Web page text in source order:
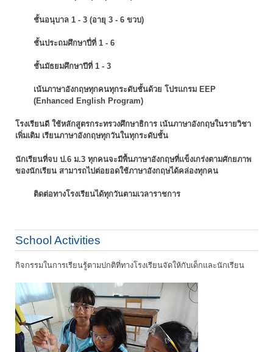
ชั้นอนุบาล 1 - 3 (อายุ 3 - 6 ขวบ)
ชั้นประถมศึกษาปี่ที่ 1 - 6
ชั้นมัธยมศึกษาปีที่ 1 - 3
เน้นภาษาอังกฤษทุกคนทุกระดับชั้นด้วย โปรแกรม EEP
(Enhanced English Program)
โรงเรียนดี ใช้หลักสูตรกระทรวงศึกษาธิการ เน้นภาษาอังกฤษในรายวิชา
เพิ่มเติม เรียนภาษาอังกฤษทุกวันในทุกระดับชั้น
นักเรียนที่จบ ป.6 ม.3 ทุกคนจะมีพื้นภาษาอังกฤษที่แข็งเกร่งตามศักยภาพ
ของนักเรียน สามารถไปต่อยอดใช้ภาษาอังกฤษได้คล่องทุกคน
ติดต่อทางโรงเรียนได้ทุกวันตามเวลาราชการ
School Activities
กิจกรรมในการเรียนรู้ตามปกติที่ทางโรงเรียนจัดให้กับเด็กและนักเรียน